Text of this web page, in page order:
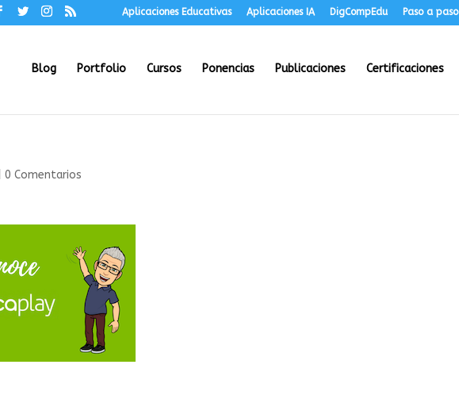
Aplicaciones Educativas Aplicaciones IA DigCompEdu Paso a paso
Blog Portfolio Cursos Ponencias Publicaciones Certificaciones
|0 Comentarios